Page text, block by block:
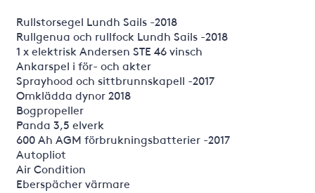
Rullstorsegel Lundh Sails -2018
Rullgenua och rullfock Lundh Sails -2018
1 x elektrisk Andersen STE 46 vinsch
Ankarspel i för- och akter
Sprayhood och sittbrunnskapell -2017
Omklädda dynor 2018
Bogpropeller
Panda 3,5 elverk
600 Ah AGM förbrukningsbatterier -2017
Autopliot
Air Condition
Eberspächer värmare